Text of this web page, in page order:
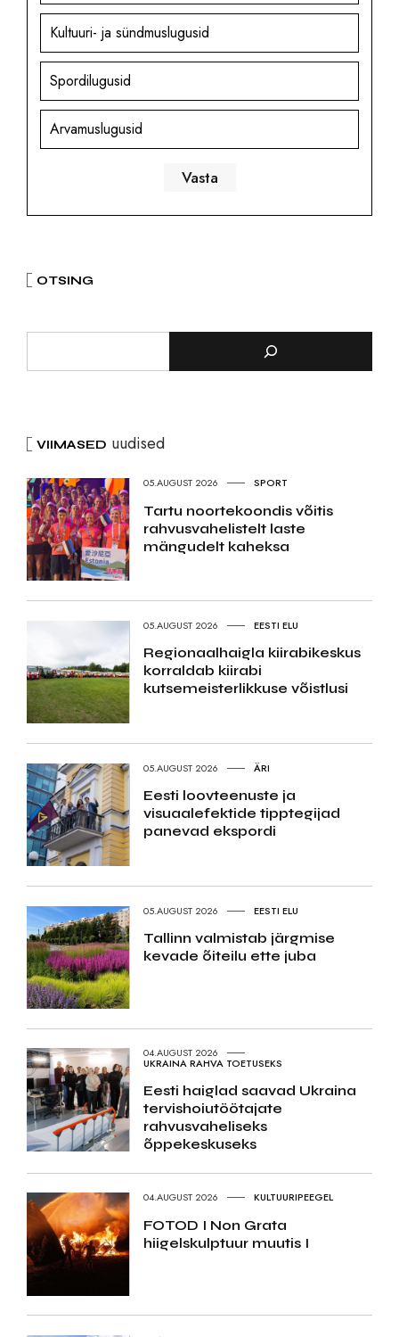
Kultuuri- ja sündmuslugusid
Spordilugusid
Arvamuslugusid
OTSING
VIIMASED uudised
05.AUGUST 2026 SPORT
Tartu noortekoondis võitis
rahvusvahelistelt laste
mängudelt kaheksa
05.AUGUST 2026 EESTI ELU
Regionaalhaigla kiirabikeskus
korraldab kiirabi
kutsemeisterlikkuse võistlusi
05.AUGUST 2026 ÄRI
Eesti loovteenuste ja
visuaalefektide tipptegijad
panevad ekspordi
05.AUGUST 2026 EESTI ELU
Tallinn valmistab järgmise
kevade õiteilu ette juba
04.AUGUST 2026
UKRAINA RAHVA TOETUSEKS
Eesti haiglad saavad Ukraina
tervishoiutöötajate
rahvusvaheliseks
õppekeskuseks
04.AUGUST 2026 KULTUURIPEEGEL
FOTOD I Non Grata
hiigelskulptuur muutis I